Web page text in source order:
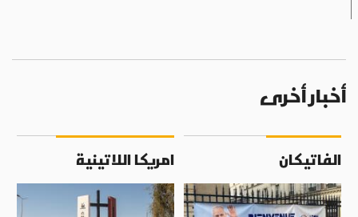
أخبار أخرى
الفاتيكان امريكا اللاتينية